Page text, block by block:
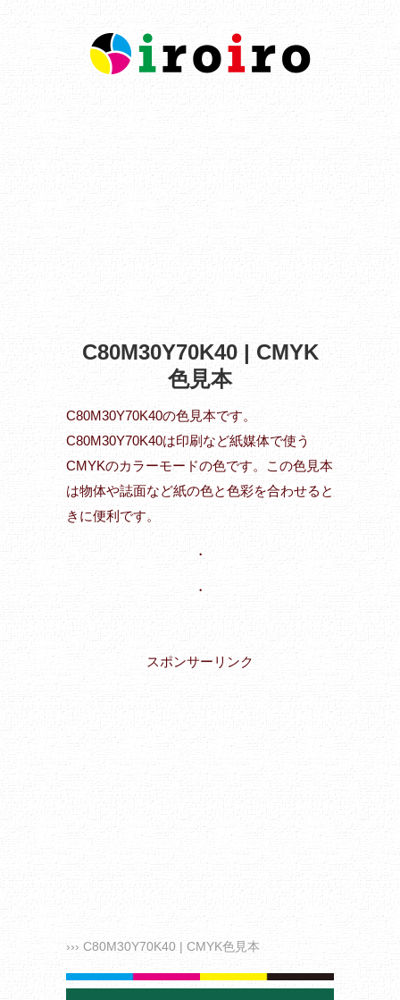
C80M30Y70K40 | CMYK
色見本
C80M30Y70K40の色見本です。
C80M30Y70K40は印刷など紙媒体で使う
CMYKのカラーモードの色です。この色見本
は物体や誌面など紙の色と色彩を合わせると
きに便利です。
・
・
スポンサーリンク
››› C80M30Y70K40 | CMYK色見本